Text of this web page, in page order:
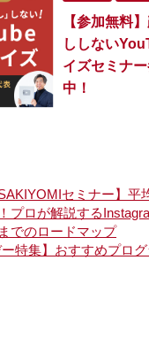
【参加無料
ししない
イズセミナ
中！
SAKIYOMIセミナー】平
プロが解説する
でのロードマップ
ー特集】おすすめプロ